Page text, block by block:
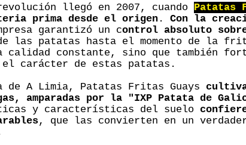
llegó en 2007, cuando Patatas
prima desde el origen . Con la
garantizó un control absoluto
las patatas hasta el momento de la
constante, sino que también
carácter de estas patatas.
de A Limia, Patatas Fritas Guays
amparadas por la "IXP Patata de
y características del suelo
, que las convierten en un